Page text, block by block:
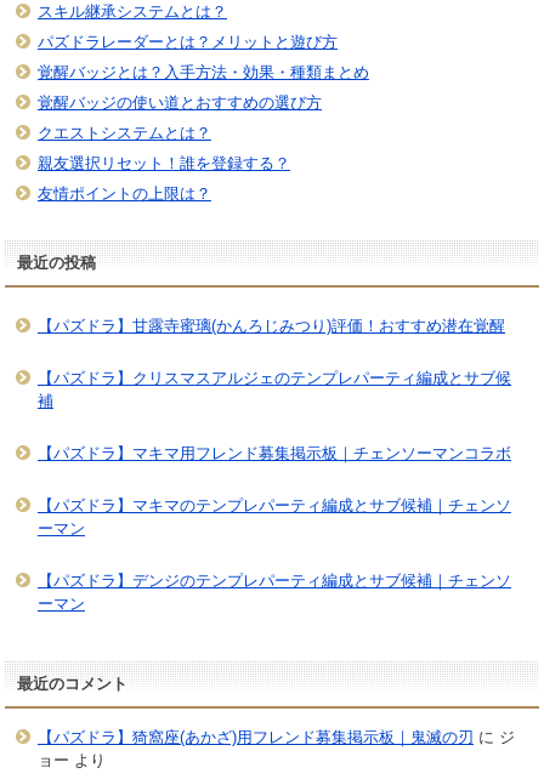
スキル継承システムとは？
パズドラレーダーとは？メリットと遊び方
覚醒バッジとは？入手方法・効果・種類まとめ
覚醒バッジの使い道とおすすめの選び方
クエストシステムとは？
親友選択リセット！誰を登録する？
友情ポイントの上限は？
最近の投稿
【パズドラ】甘露寺蜜璃(かんろじみつり)評価！おすすめ潜在覚醒
【パズドラ】クリスマスアルジェのテンプレパーティ編成とサブ候
補
【パズドラ】マキマ用フレンド募集掲示板｜チェンソーマンコラボ
【パズドラ】マキマのテンプレパーティ編成とサブ候補｜チェンソ
ーマン
【パズドラ】デンジのテンプレパーティ編成とサブ候補｜チェンソ
ーマン
最近のコメント
【パズドラ】猗窩座(あかざ)用フレンド募集掲示板｜鬼滅の刃 に ジ
ョー より